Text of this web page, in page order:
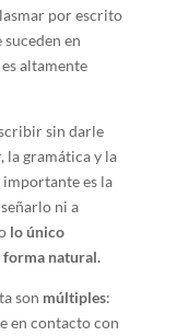
por escrito
en
altamente
sin darle
la gramática y la
importante es la
ni a
lo único
forma natural.
son múltiples:
en contacto con